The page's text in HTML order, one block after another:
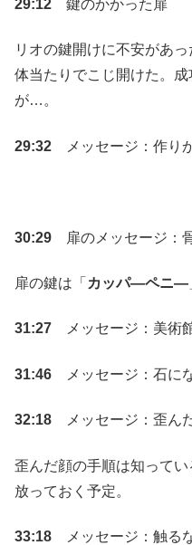
29:12 鍵のかかった扉
リオの鍵開けに不安があ
体当たりでこじ開けた。
が…。
29:32 メッセージ：作り
30:29 扉のメッセージ：
扉の鍵は「 カッパ―ペニ―
31:27 メッセージ：美術
31:46 メッセージ：石に
32:18 メッセージ：歪ん
歪んだ顔の手順は知って
放っておく予定。
33:18 メッセージ：触る